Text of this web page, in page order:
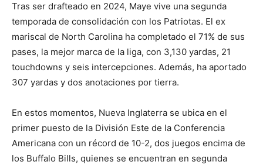
Tras ser drafteado en 2024, Maye vive una segunda
temporada de consolidación con los Patriotas. El ex
mariscal de North Carolina ha completado el 71% de sus
pases, la mejor marca de la liga, con 3,130 yardas, 21
touchdowns y seis intercepciones. Además, ha aportado
307 yardas y dos anotaciones por tierra.
En estos momentos, Nueva Inglaterra se ubica en el
primer puesto de la División Este de la Conferencia
Americana con un récord de 10-2, dos juegos encima de
los Buffalo Bills, quienes se encuentran en segunda